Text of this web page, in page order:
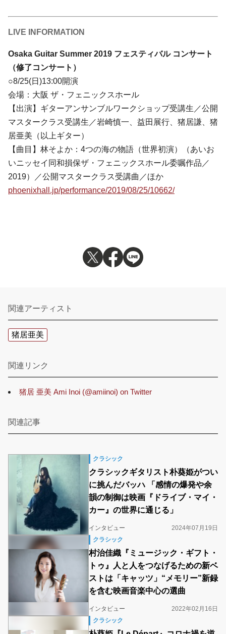
LIVE INFORMATION
Osaka Guitar Summer 2019 フェスティバル コンサート
（修了コンサート）
○8/25(日)13:00開演
会場：大阪 ザ・フェニックスホール
【出演】ギターアンサンブルワークショップ受講生／公開
マスタークラス受講生／岩崎慎一、益田展行、猪居謙、猪
居亜美（以上ギター）
【曲目】林そよか：4つの海の物語（世界初演）（あいお
いニッセイ同和損保ザ・フェニックスホール委嘱作品／
2019）／公開マスタークラス受講曲／ほか
phoenixhall.jp/performance/2019/08/25/10662/
関連アーティスト
猪居亜美
関連リンク
猪居 亜美 Ami Inoi (@amiinoi) on Twitter
関連記事
クラシック
クラシックギタリスト朴葵姫がつい
に挑んだバッハ 「感情の爆発や余
韻の制御は映画『ドライブ・マイ・
カー』の世界に通じる」
インタビュー
2024年07月19日
クラシック
村治佳織『ミュージック・ギフト・
トゥ』人と人をつなげるための新ベ
ストは「キャッツ」“メモリー”新録
を含む映画音楽中心の選曲
インタビュー
2022年02月16日
クラシック